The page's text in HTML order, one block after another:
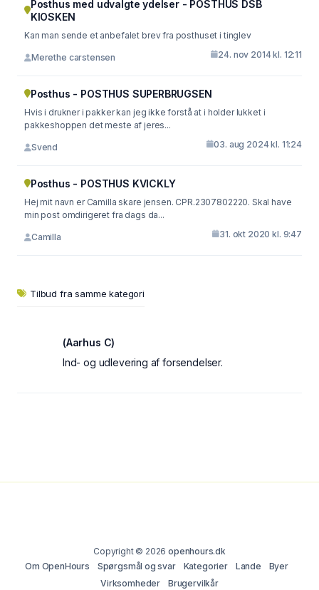
Posthus med udvalgte ydelser - POSTHUS DSB
KIOSKEN
Kan man sende et anbefalet brev fra posthuset i tinglev
Merethe carstensen 24. nov 2014 kl. 12:11
Posthus - POSTHUS SUPERBRUGSEN
Hvis i drukner i pakker kan jeg ikke forstå at i holder lukket i
pakkeshoppen det meste af jeres...
Svend 03. aug 2024 kl. 11:24
Posthus - POSTHUS KVICKLY
Hej mit navn er Camilla skare jensen. CPR.2307802220. Skal have
min post omdirigeret fra dags da...
Camilla 31. okt 2020 kl. 9:47
Tilbud fra samme kategori
(Aarhus C)
Ind- og udlevering af forsendelser.
Copyright © 2026openhours.dk
Om OpenHours
Spørgsmål og svar Kategorier Lande
Byer
Virksomheder
Brugervilkår